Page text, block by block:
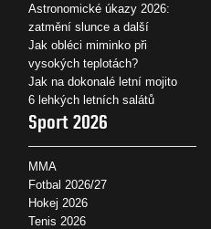
Astronomické úkazy 2026:
zatmění slunce a další
Jak obléci miminko při
vysokých teplotách?
Jak na dokonalé letní mojito
6 lehkých letních salátů
Sport 2026
MMA
Fotbal 2026/27
Hokej 2026
Tenis 2026